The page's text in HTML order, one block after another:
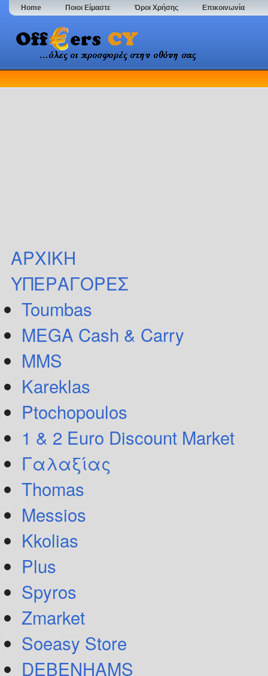
Home Ποιοι Είμαστε Όροι Χρήσης Επικοινωνία
ΑΡΧΙΚΗ
ΥΠΕΡΑΓΟΡΕΣ
Toumbas
MEGA Cash & Carry
MMS
Kareklas
Ptochopoulos
1 & 2 Euro Discount Market
Γαλαξίας
Thomas
Messios
Kkolias
Plus
Spyros
Zmarket
Soeasy Store
DEBENHAMS